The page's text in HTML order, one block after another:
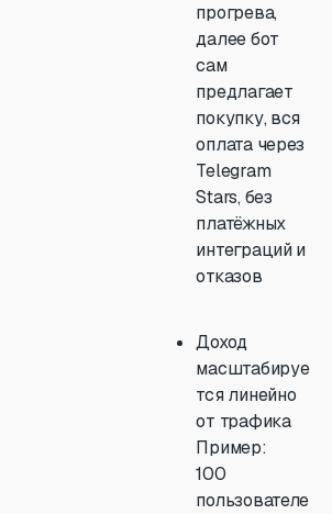
прогрева,
далее бот
сам
предлагает
покупку, вся
оплата через
Telegram
Stars, без
платёжных
интеграций и
отказов
Доход
масштабируе
тся линейно
от трафика
Пример:
100
пользователе